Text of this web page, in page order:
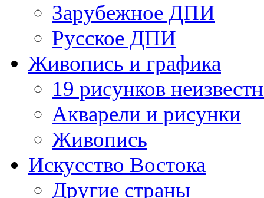
Зарубежное ДПИ
Русское ДПИ
Живопись и графика
19 рисунков
Акварели и рисунки
Живопись
Искусство Востока
Другие страны